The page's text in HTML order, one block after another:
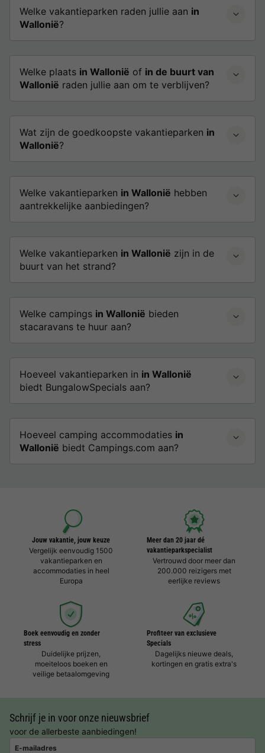
Welke vakantieparken raden jullie aan in
Wallonië?
Welke plaats in Wallonië of in de buurt van
Wallonië raden jullie aan om te verblijven?
Wat zijn de goedkoopste vakantieparken in
Wallonië?
Welke vakantieparken in Wallonië hebben
aantrekkelijke aanbiedingen?
Welke vakantieparken in Wallonië zijn in de
buurt van het strand?
Welke campings in Wallonië bieden
stacaravans te huur aan?
Hoeveel vakantieparken in in Wallonië
biedt BungalowSpecials aan?
Hoeveel camping accommodaties in
Wallonië biedt Campings.com aan?
Jouw vakantie, jouw keuze
Vergelijk eenvoudig 1500
vakantieparken en
accommodaties in heel
Europa
Meer dan 20 jaar dé
vakantieparkspecialist
Vertrouwd door meer dan
200.000 reizigers met
eerlijke reviews
Boek eenvoudig en zonder
stress
Duidelijke prijzen,
moeiteloos boeken en
veilige betaalomgeving
Profiteer van exclusieve
Specials
Dagelijks nieuwe deals,
kortingen en gratis extra's
Schrijf je in voor onze nieuwsbrief
voor de allerbeste aanbiedingen!
E-mailadres